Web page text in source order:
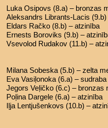
Luka Osipovs (8.a) – bronzas
Aleksandrs Librants-Lacis
Eldars Račko (8.b) – atzinība
Ernests Boroviks (9.b) –
Vsevolod Rudakov (11.b) –
Milana Sobeska (5.b) – zelta
Eva Vasiļonoka (6.a) –
Jegors Veļičko (6.c) – bronzas
Poļina Dargele (6.a) – atzinība
Iļja Lentjušenkovs (10.b) –